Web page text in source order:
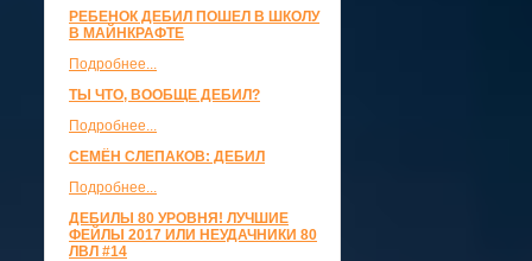
РЕБЕНОК ДЕБИЛ ПОШЕЛ В ШКОЛУ
В МАЙНКРАФТЕ
Подробнее...
ТЫ ЧТО, ВООБЩЕ ДЕБИЛ?
Подробнее...
СЕМЁН СЛЕПАКОВ: ДЕБИЛ
Подробнее...
ДЕБИЛЫ 80 УРОВНЯ! ЛУЧШИЕ
ФЕЙЛЫ 2017 ИЛИ НЕУДАЧНИКИ 80
ЛВЛ #14